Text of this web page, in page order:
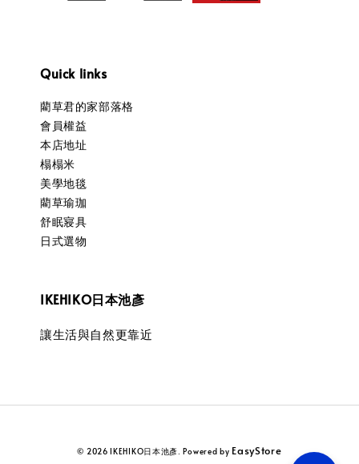
Quick links
藺草君的家部落格
會員權益
本店地址
榻榻米
美學地毯
藺草瑜珈
舒眠寢具
日式選物
IKEHIKO日本池彥
讓生活與自然更靠近
© 2026 IKEHIKO日本池彥. Powered by EasyStore